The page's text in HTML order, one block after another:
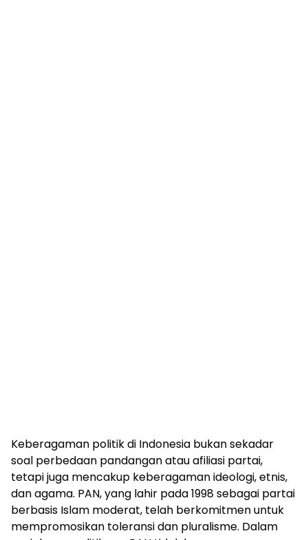
Keberagaman politik di Indonesia bukan sekadar
soal perbedaan pandangan atau afiliasi partai,
tetapi juga mencakup keberagaman ideologi, etnis,
dan agama. PAN, yang lahir pada 1998 sebagai partai
berbasis Islam moderat, telah berkomitmen untuk
mempromosikan toleransi dan pluralisme. Dalam